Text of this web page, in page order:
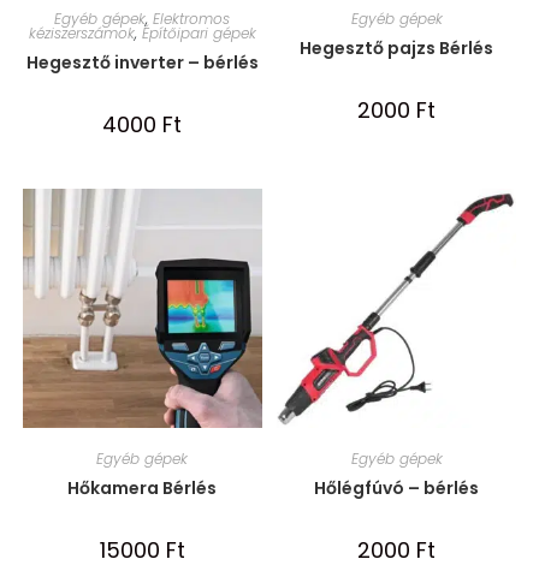
Egyéb gépek,Elektromos
kéziszerszámok, Építőipari gépek
Hegesztő inverter – bérlés
4000 Ft
Egyéb gépek
Hegesztő pajzs Bérlés
2000 Ft
Egyéb gépek
Hőkamera Bérlés
15000 Ft
Egyéb gépek
Hőlégfúvó – bérlés
2000 Ft